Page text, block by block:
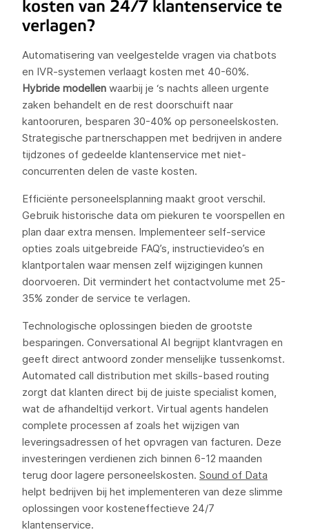
kosten van 24/7 klantenservice te
verlagen?
Automatisering van veelgestelde vragen via chatbots
en IVR-systemen verlaagt kosten met 40-60%.
Hybride modellen waarbij je ‘s nachts alleen urgente
zaken behandelt en de rest doorschuift naar
kantooruren, besparen 30-40% op personeelskosten.
Strategische partnerschappen met bedrijven in andere
tijdzones of gedeelde klantenservice met niet-
concurrenten delen de vaste kosten.
Efficiënte personeelsplanning maakt groot verschil.
Gebruik historische data om piekuren te voorspellen en
plan daar extra mensen. Implementeer self-service
opties zoals uitgebreide FAQ’s, instructievideo’s en
klantportalen waar mensen zelf wijzigingen kunnen
doorvoeren. Dit vermindert het contactvolume met 25-
35% zonder de service te verlagen.
Technologische oplossingen bieden de grootste
besparingen. Conversational AI begrijpt klantvragen en
geeft direct antwoord zonder menselijke tussenkomst.
Automated call distribution met skills-based routing
zorgt dat klanten direct bij de juiste specialist komen,
wat de afhandeltijd verkort. Virtual agents handelen
complete processen af zoals het wijzigen van
leveringsadressen of het opvragen van facturen. Deze
investeringen verdienen zich binnen 6-12 maanden
terug door lagere personeelskosten. Sound of Data
helpt bedrijven bij het implementeren van deze slimme
oplossingen voor kosteneffectieve 24/7
klantenservice.